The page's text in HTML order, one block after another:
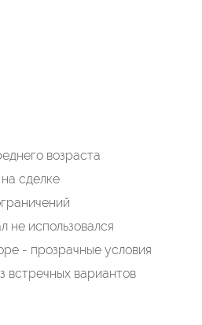
возраста
сделке
не использовался
- прозрачные условия
вариантов